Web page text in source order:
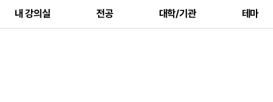
내 강의실 전공 대학/기관 테마